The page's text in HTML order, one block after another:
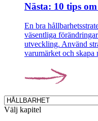
Nästa: 10 tips
En bra
väsentliga
utveckling. Använd
varumärket och skapa
Välj kapitel